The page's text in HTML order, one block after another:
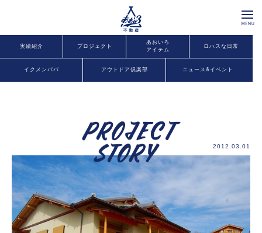
実績紹介 プロジェクト
あおいろ
アイテム
ロハスな日常
イクメンパパ アウトドア倶楽部 ニュース&イベント
2012.03.01